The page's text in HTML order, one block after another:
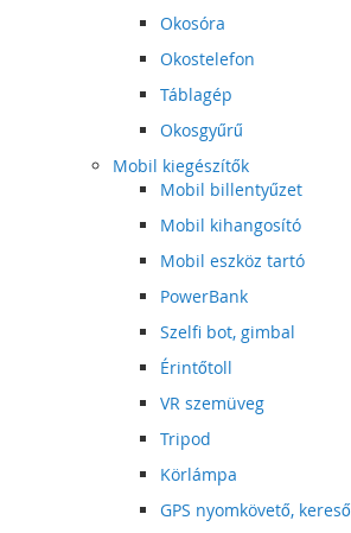
Okosóra
Okostelefon
Táblagép
Okosgyűrű
Mobil kiegészítők
Mobil billentyűzet
Mobil kihangosító
Mobil eszköz tartó
PowerBank
Szelfi bot, gimbal
Érintőtoll
VR szemüveg
Tripod
Körlámpa
GPS nyomkövető, kereső